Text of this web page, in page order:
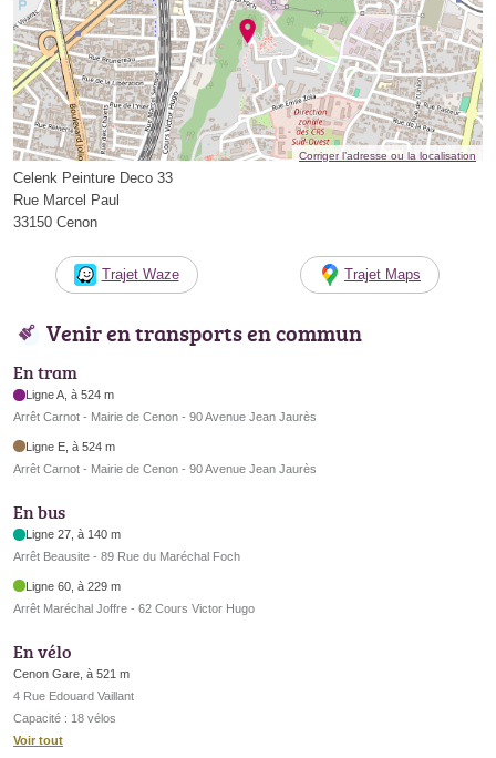
Corriger l’adresse ou la localisation
Celenk Peinture Deco 33
Rue Marcel Paul
33150 Cenon
Trajet Waze Trajet Maps
Venir en transports en commun
En tram
Ligne A, à 524 m
Arrêt Carnot - Mairie de Cenon - 90 Avenue Jean Jaurès
Ligne E, à 524 m
Arrêt Carnot - Mairie de Cenon - 90 Avenue Jean Jaurès
En bus
Ligne 27, à 140 m
Arrêt Beausite - 89 Rue du Maréchal Foch
Ligne 60, à 229 m
Arrêt Maréchal Joffre - 62 Cours Victor Hugo
En vélo
Cenon Gare, à 521 m
4 Rue Edouard Vaillant
Capacité : 18 vélos
Voir tout